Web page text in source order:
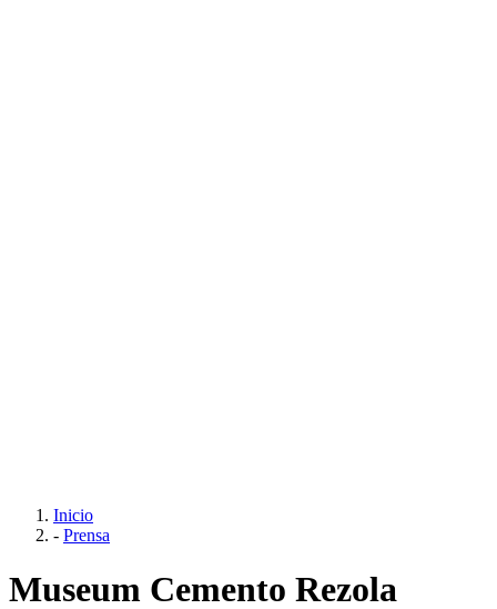
Inicio
- Prensa
Museum Cemento Rezola